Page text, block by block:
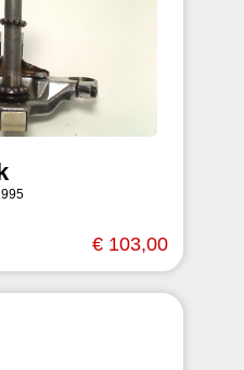
€ 103,00